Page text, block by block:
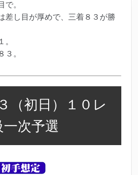
で。
差し目が厚めで、三着８３が勝
。
３。
（初日）１０レ
次予選